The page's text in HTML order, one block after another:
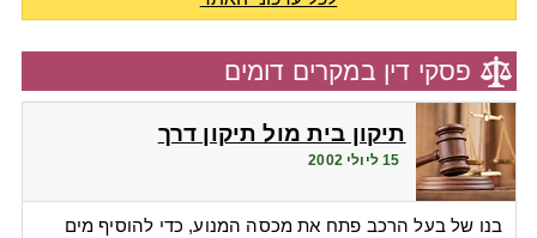
פסקי דין במקרים דומים
תיקון בית מול תיקון דרך
15 ליולי 2002
בנו של בעל הרכב פתח את מכסה המנוע, כדי להוסיף מים